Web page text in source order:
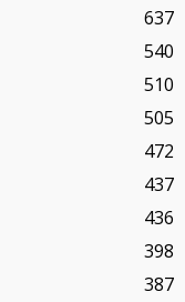
637
540
510
505
472
437
436
398
387